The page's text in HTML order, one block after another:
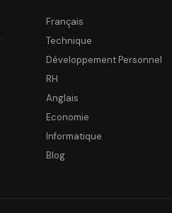
Français
Technique
Développement Personnel
RH
Anglais
Economie
Informatique
Blog